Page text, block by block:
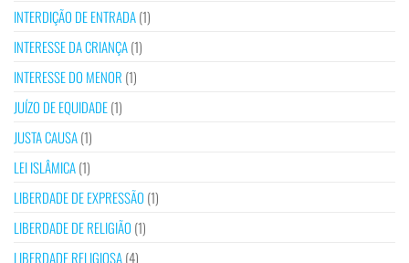
INTERDIÇÃO DE ENTRADA(1)
INTERESSE DA CRIANÇA(1)
INTERESSE DO MENOR (1)
JUÍZO DE EQUIDADE(1)
JUSTA CAUSA(1)
LEI ISLÂMICA(1)
LIBERDADE DE EXPRESSÃO (1)
LIBERDADE DE RELIGIÃO (1)
LIBERDADE RELIGIOSA(4)